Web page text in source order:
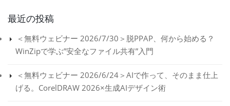
最近の投稿
＜無料ウェビナー 2026/7/30＞脱PPAP、何から始める？
WinZipで学ぶ”安全なファイル共有”入門
＜無料ウェビナー 2026/6/24＞AIで作って、そのまま仕上
げる。CorelDRAW 2026×生成AIデザイン術